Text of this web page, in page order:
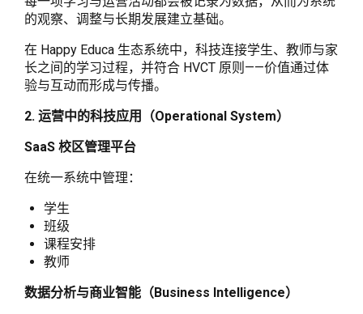
的观察、调整与长期发展建立基础。
在 Happy Educa 生态系统中，科技连接学生、教师与家
长之间的学习过程，并符合 HVCT 原则——价值通过体
验与互动而形成与传播。
2. 运营中的科技应用（Operational System）
SaaS 校区管理平台
在统一系统中管理：
学生
班级
课程安排
教师
数据分析与商业智能（Business Intelligence）